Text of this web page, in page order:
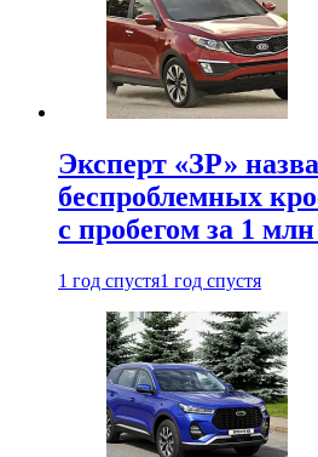
Эксперт «ЗР»
беспроблемных
с пробегом за 1
1 год спустя1 год спустя